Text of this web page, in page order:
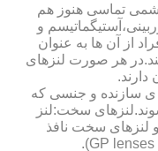
تماسی هنوز هم
و
از آن ها به عنوان
هر صورت لنزهای
ی سازنده و جنسی که
سخت:لنز
لنزهای سخت نافذ